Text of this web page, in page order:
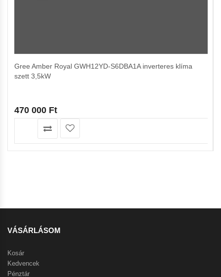
Gree Amber Royal GWH12YD-S6DBA1A inverteres klíma
szett 3,5kW
470 000 Ft
VÁSÁRLÁSOM
Kosár
Kedvencek
Pénztár